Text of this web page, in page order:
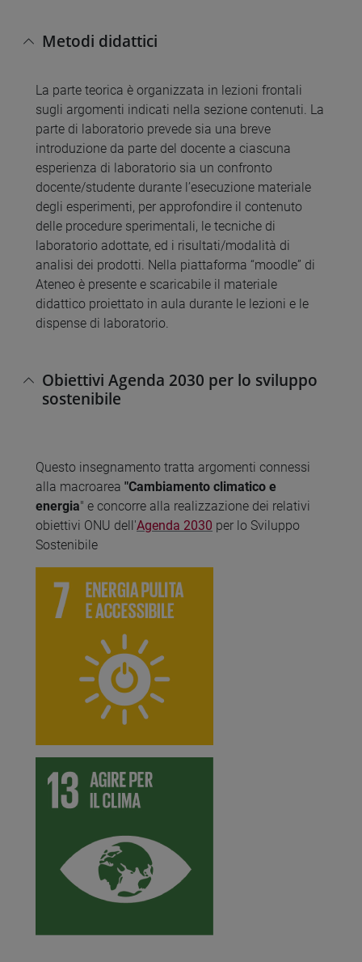
Metodi didattici
La parte teorica è organizzata in lezioni frontali
sugli argomenti indicati nella sezione contenuti. La
parte di laboratorio prevede sia una breve
introduzione da parte del docente a ciascuna
esperienza di laboratorio sia un confronto
docente/studente durante l’esecuzione materiale
degli esperimenti, per approfondire il contenuto
delle procedure sperimentali, le tecniche di
laboratorio adottate, ed i risultati/modalità di
analisi dei prodotti. Nella piattaforma “moodle” di
Ateneo è presente e scaricabile il materiale
didattico proiettato in aula durante le lezioni e le
dispense di laboratorio.
Obiettivi Agenda 2030 per lo sviluppo
sostenibile
Questo insegnamento tratta argomenti connessi
alla macroarea "Cambiamento climatico e
energia" e concorre alla realizzazione dei relativi
obiettivi ONU dell'Agenda 2030 per lo Sviluppo
Sostenibile